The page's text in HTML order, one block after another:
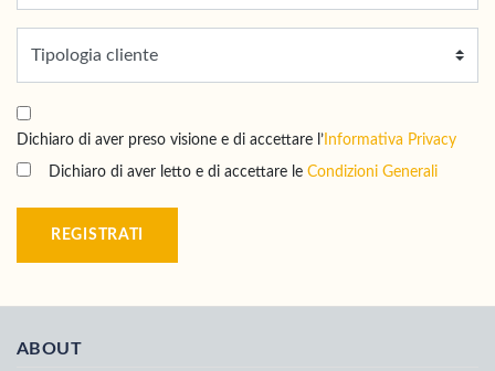
Dichiaro di aver preso visione e di accettare l’ Informativa Privacy
Dichiaro di aver letto e di accettare le Condizioni Generali
REGISTRATI
ABOUT